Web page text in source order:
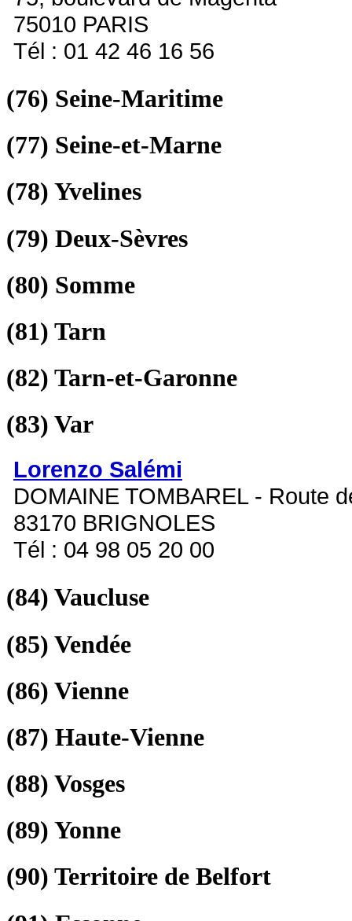
75010 PARIS
Tél : 01 42 46 16 56
(76) Seine-Maritime
(77) Seine-et-Marne
(78) Yvelines
(79) Deux-Sèvres
(80) Somme
(81) Tarn
(82) Tarn-et-Garonne
(83) Var
Lorenzo Salémi
DOMAINE TOMBAREL - Route
83170 BRIGNOLES
Tél : 04 98 05 20 00
(84) Vaucluse
(85) Vendée
(86) Vienne
(87) Haute-Vienne
(88) Vosges
(89) Yonne
(90) Territoire de Belfort